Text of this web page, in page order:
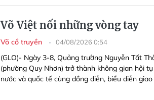
Võ Việt nối những vòng tay
Võ cổ truyền 04/08/2026 0:54
(GLO)- Ngày 3-8, Quảng trường Nguyễn Tất
(phường Quy Nhơn) trở thành không gian hội
nước và quốc tế cùng đồng diễn, biểu diễn